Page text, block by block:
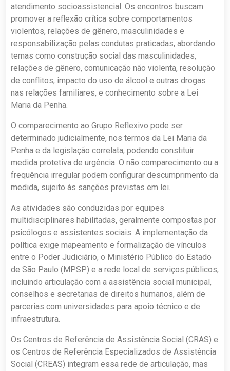
atendimento socioassistencial. Os encontros buscam
promover a reflexão crítica sobre comportamentos
violentos, relações de gênero, masculinidades e
responsabilização pelas condutas praticadas, abordando
temas como construção social das masculinidades,
relações de gênero, comunicação não violenta, resolução
de conflitos, impacto do uso de álcool e outras drogas
nas relações familiares, e conhecimento sobre a Lei
Maria da Penha.
O comparecimento ao Grupo Reflexivo pode ser
determinado judicialmente, nos termos da Lei Maria da
Penha e da legislação correlata, podendo constituir
medida protetiva de urgência. O não comparecimento ou a
frequência irregular podem configurar descumprimento da
medida, sujeito às sanções previstas em lei.
As atividades são conduzidas por equipes
multidisciplinares habilitadas, geralmente compostas por
psicólogos e assistentes sociais. A implementação da
política exige mapeamento e formalização de vínculos
entre o Poder Judiciário, o Ministério Público do Estado
de São Paulo (MPSP) e a rede local de serviços públicos,
incluindo articulação com a assistência social municipal,
conselhos e secretarias de direitos humanos, além de
parcerias com universidades para apoio técnico e de
infraestrutura.
Os Centros de Referência de Assistência Social (CRAS) e
os Centros de Referência Especializados de Assistência
Social (CREAS) integram essa rede de articulação, mas